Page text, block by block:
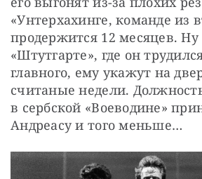
«Унтерхахинге, команде из
продержится 12 месяцев. Ну
«Штутгарте», где он
главного, ему укажут на
считаные недели.
в сербской «Воеводине»
Андреасу и того меньше…